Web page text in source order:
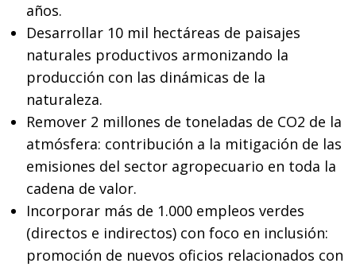
años.
Desarrollar 10 mil hectáreas de paisajes
naturales productivos armonizando la
producción con las dinámicas de la
naturaleza.
Remover 2 millones de toneladas de CO2 de la
atmósfera: contribución a la mitigación de las
emisiones del sector agropecuario en toda la
cadena de valor.
Incorporar más de 1.000 empleos verdes
(directos e indirectos) con foco en inclusión:
promoción de nuevos oficios relacionados con